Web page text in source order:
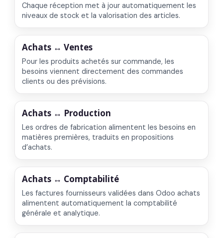
Chaque réception met à jour automatiquement les
niveaux de stock et la valorisation des articles.
Achats ↔ Ventes
Pour les produits achetés sur commande, les
besoins viennent directement des commandes
clients ou des prévisions.
Achats ↔ Production
Les ordres de fabrication alimentent les besoins en
matières premières, traduits en propositions
d’achats.
Achats ↔ Comptabilité
Les factures fournisseurs validées dans Odoo achats
alimentent automatiquement la comptabilité
générale et analytique.